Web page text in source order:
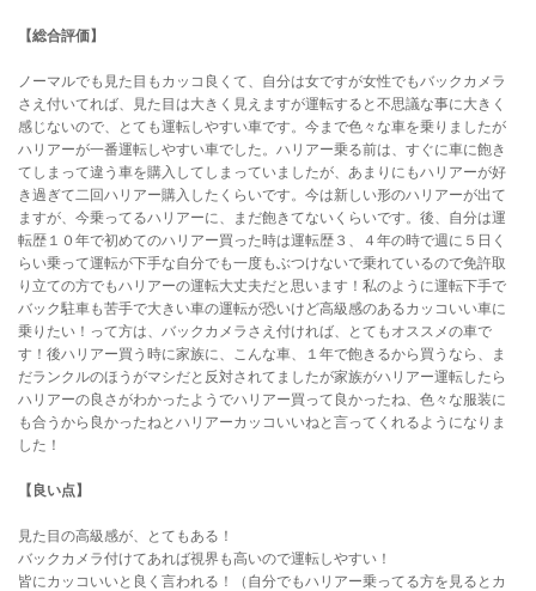
【総合評価】
ノーマルでも見た目もカッコ良くて、自分は女ですが女性でもバックカメラ
さえ付いてれば、見た目は大きく見えますが運転すると不思議な事に大きく
感じないので、とても運転しやすい車です。今まで色々な車を乗りましたが
ハリアーが一番運転しやすい車でした。ハリアー乗る前は、すぐに車に飽き
てしまって違う車を購入してしまっていましたが、あまりにもハリアーが好
き過ぎて二回ハリアー購入したくらいです。今は新しい形のハリアーが出て
ますが、今乗ってるハリアーに、まだ飽きてないくらいです。後、自分は運
転歴１０年で初めてのハリアー買った時は運転歴３、４年の時で週に５日く
らい乗って運転が下手な自分でも一度もぶつけないで乗れているので免許取
り立ての方でもハリアーの運転大丈夫だと思います！私のように運転下手で
バック駐車も苦手で大きい車の運転が恐いけど高級感のあるカッコいい車に
乗りたい！って方は、バックカメラさえ付ければ、とてもオススメの車で
す！後ハリアー買う時に家族に、こんな車、１年で飽きるから買うなら、ま
だランクルのほうがマシだと反対されてましたが家族がハリアー運転したら
ハリアーの良さがわかったようでハリアー買って良かったね、色々な服装に
も合うから良かったねとハリアーカッコいいねと言ってくれるようになりま
した！
【良い点】
見た目の高級感が、とてもある！
バックカメラ付けてあれば視界も高いので運転しやすい！
皆にカッコいいと良く言われる！（自分でもハリアー乗ってる方を見るとカ